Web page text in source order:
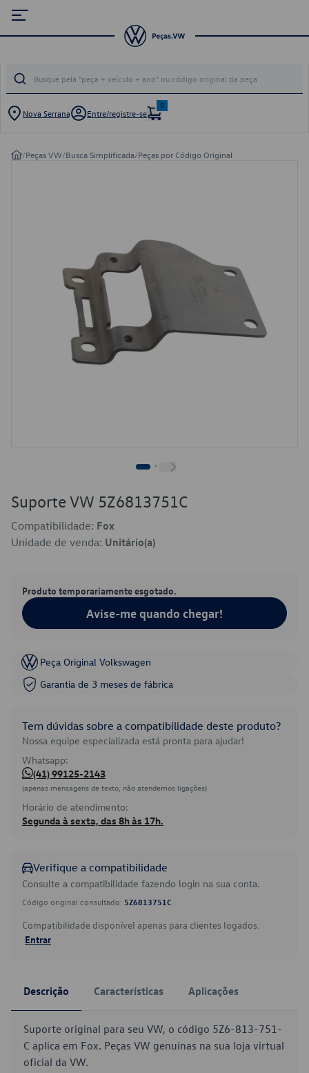
Nova Serrana Entre/registre-se
0
/Peças VW/Busca Simplificada/Peças por Código Original
Suporte VW 5Z6813751C
Compatibilidade: Fox
Unidade de venda: Unitário(a)
Produto temporariamente esgotado.
Avise-me quando chegar!
Peça Original Volkswagen
Garantia de 3 meses de fábrica
Tem dúvidas sobre a compatibilidade deste produto?
Nossa equipe especializada está pronta para ajudar!
Whatsapp:
(41) 99125-2143
(apenas mensagens de texto, não atendemos ligações)
Horário de atendimento:
Segunda à sexta, das 8h às 17h.
Verifique a compatibilidade
Consulte a compatibilidade fazendo login na sua conta.
Código original consultado: 5Z6813751C
Compatibilidade disponível apenas para clientes logados.
Entrar
Descrição Características Aplicações
Suporte original para seu VW, o código 5Z6-813-751-
C aplica em Fox. Peças VW genuínas na sua loja virtual
oficial da VW.